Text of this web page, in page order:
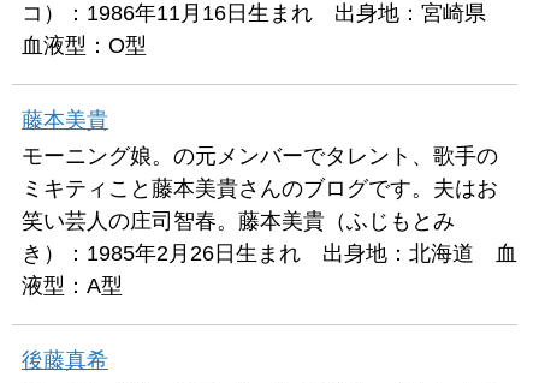
コ）：1986年11月16日生まれ 出身地：宮崎県
血液型：O型
藤本美貴
モーニング娘。の元メンバーでタレント、歌手の
ミキティこと藤本美貴さんのブログです。夫はお
笑い芸人の庄司智春。藤本美貴（ふじもとみ
き）：1985年2月26日生まれ 出身地：北海道 血
液型：A型
後藤真希